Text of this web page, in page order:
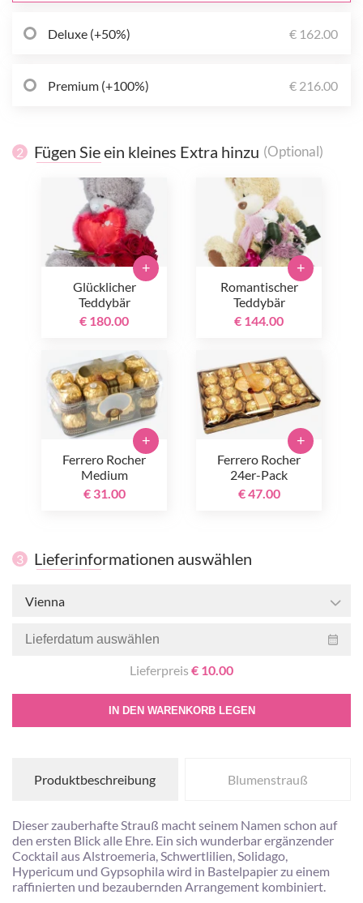
Deluxe (+50%) € 162.00
Premium (+100%) € 216.00
2 Fügen Sie ein kleines Extra hinzu (Optional)
Glücklicher
Teddybär
€ 180.00
+
Romantischer
Teddybär
€ 144.00
+
Ferrero Rocher
Medium
€ 31.00
+
Ferrero Rocher
24er-Pack
€ 47.00
+
3 Lieferinformationen auswählen
Vienna
Lieferpreis € 10.00
IN DEN WARENKORB LEGEN
Produktbeschreibung Blumenstrauß
Dieser zauberhafte Strauß macht seinem Namen schon auf
den ersten Blick alle Ehre. Ein sich wunderbar ergänzender
Cocktail aus Alstroemeria, Schwertlilien, Solidago,
Hypericum und Gypsophila wird in Bastelpapier zu einem
raffinierten und bezaubernden Arrangement kombiniert.